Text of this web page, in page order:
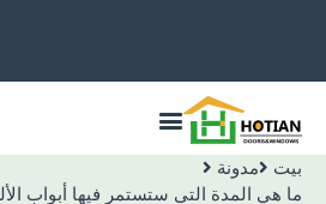
بيت
مدونة
ما هي المدة التي ستستمر فيها أبواب